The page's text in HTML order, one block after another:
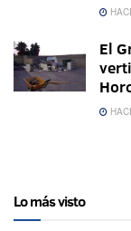
El
Lo más visto